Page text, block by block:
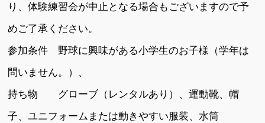
り、体験練習会が中止となる場合もございますので予
めご了承ください。
参加条件 野球に興味がある小学生のお子様（学年は
問いません。）、
持ち物 グローブ（レンタルあり）、運動靴、帽
子、ユニフォームまたは動きやすい服装、水筒